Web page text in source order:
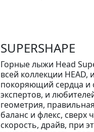
SUPERSHAPE
Горные лыжи Head
всей коллекции HEAD,
покоряющий сердца и
экспертов, и
геометрия,
баланс и флекс, сверх
скорость, драйв, при